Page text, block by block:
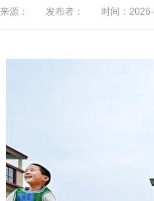
来源： 发布者： 时间：